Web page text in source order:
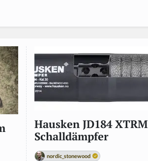
Hausken JD184 XTRM
Schalldämpfer
nordic_stonewood